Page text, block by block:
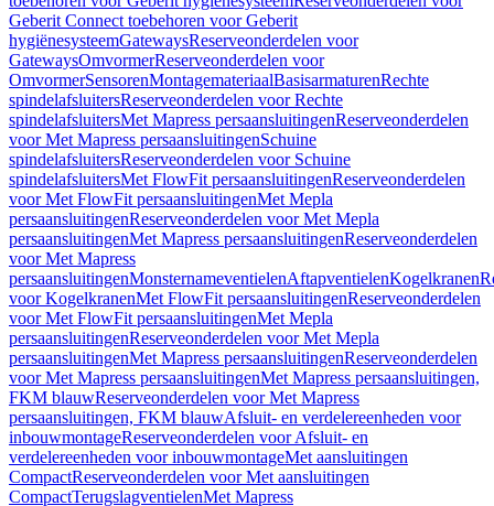
Geberit Connect toebehoren voor Geberit
hygiënesysteemGatewaysReserveonderdelen voor
GatewaysOmvormerReserveonderdelen voor
OmvormerSensorenMontagemateriaalBasisarmaturenRechte
spindelafsluitersReserveonderdelen voor Rechte
spindelafsluitersMet Mapress persaansluitingenReserveonderdelen
voor Met Mapress persaansluitingenSchuine
spindelafsluitersReserveonderdelen voor Schuine
spindelafsluitersMet FlowFit persaansluitingenReserveonderdelen
voor Met FlowFit persaansluitingenMet Mepla
persaansluitingenReserveonderdelen voor Met Mepla
persaansluitingenMet Mapress persaansluitingenReserveonderdelen
voor Met Mapress
persaansluitingenMonsternameventielenAftapventielenKogelkranen
voor KogelkranenMet FlowFit persaansluitingenReserveonderdelen
voor Met FlowFit persaansluitingenMet Mepla
persaansluitingenReserveonderdelen voor Met Mepla
persaansluitingenMet Mapress persaansluitingenReserveonderdelen
voor Met Mapress persaansluitingenMet Mapress persaansluitingen,
FKM blauwReserveonderdelen voor Met Mapress
persaansluitingen, FKM blauwAfsluit- en verdelereenheden voor
inbouwmontageReserveonderdelen voor Afsluit- en
verdelereenheden voor inbouwmontageMet aansluitingen
CompactReserveonderdelen voor Met aansluitingen
CompactTerugslagventielenMet Mapress